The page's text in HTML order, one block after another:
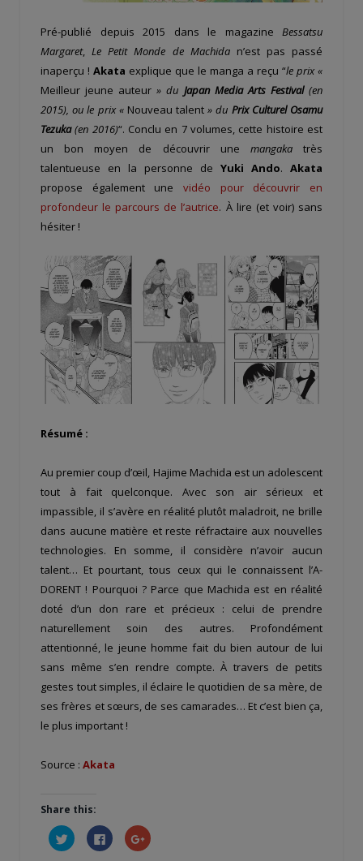
Pré-publié depuis 2015 dans le magazine Bessatsu
Margaret,Le Petit Monde de Machidan’est pas passé
inaperçu ! Akata explique que le manga a reçu “le prix «
Meilleur jeune auteur » du Japan Media Arts Festival(en
2015), ou le prix « Nouveau talent » du Prix Culturel Osamu
Tezuka(en 2016)“. Conclu en 7 volumes, cette histoire est
un bon moyen de découvrir une mangakatrès
talentueuse en la personne de Yuki Ando. Akata
propose également une vidéo pour découvrir en
profondeur le parcours de l’autrice. À lire (et voir) sans
hésiter !
Résumé :
Au premier coup d’œil, Hajime Machida est un adolescent
tout à fait quelconque. Avec son air sérieux et
impassible, il s’avère en réalité plutôt maladroit, ne brille
dans aucune matière et reste réfractaire aux nouvelles
technologies. En somme, il considère n’avoir aucun
talent… Et pourtant, tous ceux qui le connaissent l’A-
DORENT ! Pourquoi ? Parce que Machida est en réalité
doté d’un don rare et précieux : celui de prendre
naturellement soin des autres. Profondément
attentionné, le jeune homme fait du bien autour de lui
sans même s’en rendre compte. À travers de petits
gestes tout simples, il éclaire le quotidien de sa mère, de
ses frères et sœurs, de ses camarades… Et c’est bien ça,
le plus important !
Source : Akata
Share this:
Cliquez
pour
partager
Cliquez
pour
partager
Cliquez
pour